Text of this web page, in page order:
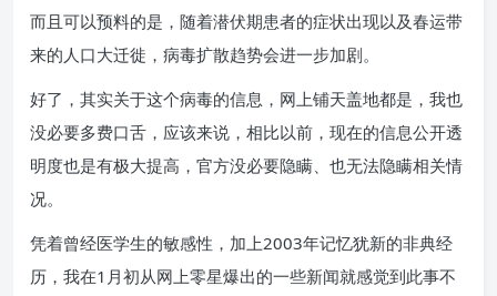
而且可以预料的是，随着潜伏期患者的症状出现以及春运带
来的人口大迁徙，病毒扩散趋势会进一步加剧。
好了，其实关于这个病毒的信息，网上铺天盖地都是，我也
没必要多费口舌，应该来说，相比以前，现在的信息公开透
明度也是有极大提高，官方没必要隐瞒、也无法隐瞒相关情
况。
凭着曾经医学生的敏感性，加上2003年记忆犹新的非典经
历，我在1月初从网上零星爆出的一些新闻就感觉到此事不